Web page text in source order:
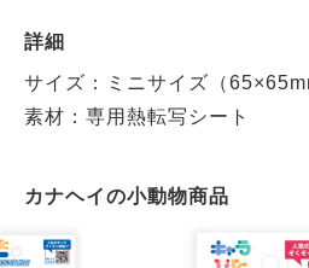
詳細
サイズ：ミニサイズ（
素材：専用熱転写シート
カナヘイの小動物商品